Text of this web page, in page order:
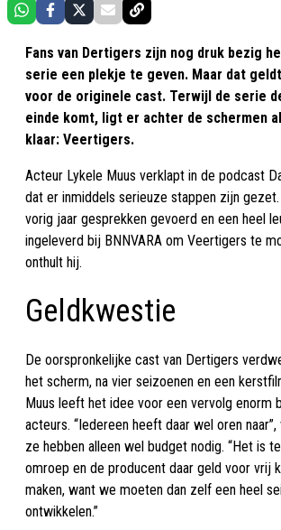
Fans van Dertigers zijn nog druk bezig
serie een plekje te geven. Maar dat
voor de originele cast. Terwijl de serie
einde komt, ligt er achter de schermen
klaar: Veertigers.
Acteur Lykele Muus verklapt in de podcast
dat er inmiddels serieuze stappen zijn gezet.
vorig jaar gesprekken gevoerd en een heel
ingeleverd bij BNNVARA om Veertigers te
onthult hij.
Geldkwestie
De oorspronkelijke cast van Dertigers
het scherm, na vier seizoenen en een
Muus leeft het idee voor een vervolg enorm
acteurs. “Iedereen heeft daar wel oren
ze hebben alleen wel budget nodig. “Het is
omroep en de producent daar geld voor vrij
maken, want we moeten dan zelf een heel
ontwikkelen.”